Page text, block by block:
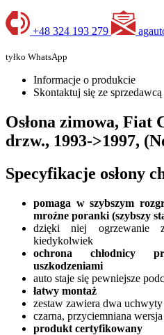
+48 324 193 279
tyłko WhatsApp
Informacje o produkcie
Skontaktuj się ze sprzedawcą
Osłona zimowa, Fiat
drzw., 1993->1997,
Specyfikacje osłony
pomaga w szybszym
mroźne poranki (szybszy
dzięki niej ogrzewanie
kiedykolwiek
ochrona chłodnicy
uszkodzeniami
auto staje się pewniejsze
łatwy montaż
zestaw zawiera dwa
czarna, przyciemniana wersja
produkt certyfikowany